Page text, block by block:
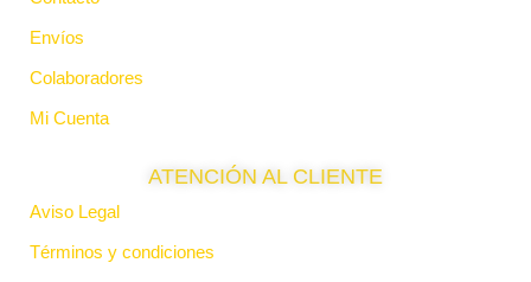
Envíos
Colaboradores
Mi Cuenta
ATENCIÓN AL CLIENTE
Aviso Legal
Términos y condiciones